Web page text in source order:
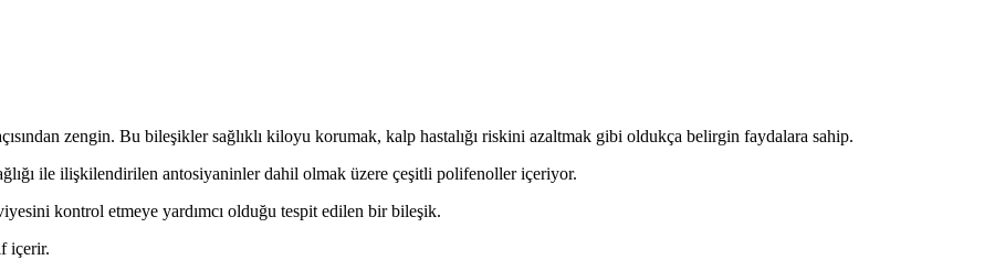
zengin. Bu bileşikler sağlıklı kiloyu korumak, kalp hastalığı riskini azaltmak gibi oldukça belirgin faydalara sahip.
ile ilişkilendirilen antosiyaninler dahil olmak üzere çeşitli polifenoller içeriyor.
kontrol etmeye yardımcı olduğu tespit edilen bir bileşik.
içerir.